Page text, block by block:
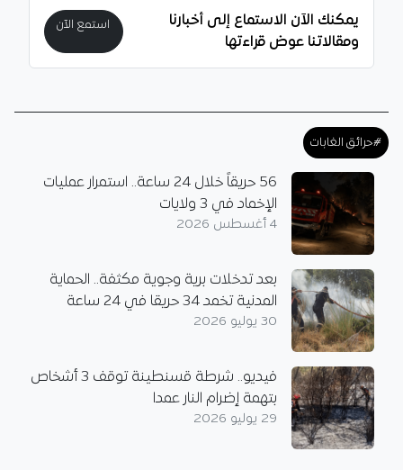
يمكنك الآن الاستماع إلى أخبارنا
ومقالاتنا عوض قراءتها
استمع الآن
#حرائق الغابات
56 حريقاً خلال 24 ساعة.. استمرار عمليات
الإخماد في 3 ولايات
4 أغسطس 2026
بعد تدخلات برية وجوية مكثفة.. الحماية
المدنية تخمد 34 حريقا في 24 ساعة
30 يوليو 2026
فيديو.. شرطة قسنطينة توقف 3 أشخاص
بتهمة إضرام النار عمدا
29 يوليو 2026